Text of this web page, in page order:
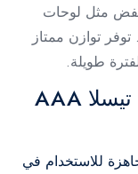
مثل لوحات
توازن ممتاز
طويلة.
أهم المميزات لبطاريات من تيسلا AAA
جاهزة للاستخدام في